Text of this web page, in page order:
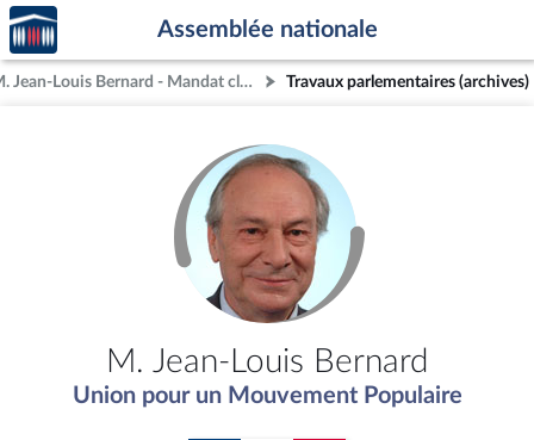
Aller au contenu
Aller en bas de la page
Accèder
à la
page
d'accueil
Assemblée nationale
M. Jean-Louis Bernard - Mandat clos - Loiret (3e circonscription) Travaux parlementaires (archives)
M. Jean-Louis Bernard
Union pour un Mouvement Populaire